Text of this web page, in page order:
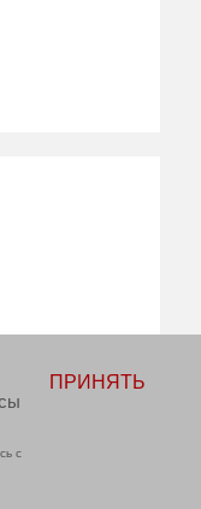
с
ПРИНЯТЬ